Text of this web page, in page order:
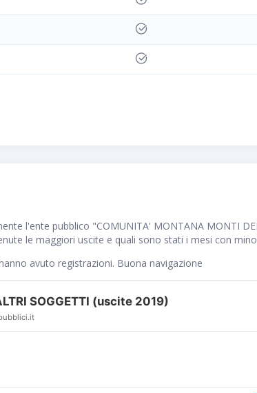
l'ente pubblico "COMUNITA' MONTANA MONTI
le maggiori uscite e quali sono stati i mesi con
avuto registrazioni. Buona navigazione
SOGGETTI (uscite 2019)